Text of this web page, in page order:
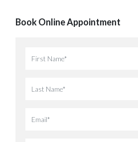
Book Online Appointment